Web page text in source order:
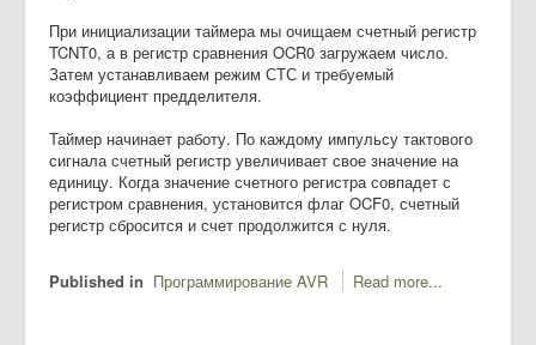
При инициализации таймера мы очищаем счетный регистр
TCNT0, а в регистр сравнения OCR0 загружаем число.
Затем устанавливаем режим СТС и требуемый
коэффициент предделителя.
Таймер начинает работу. По каждому импульсу тактового
сигнала счетный регистр увеличивает свое значение на
единицу. Когда значение счетного регистра совпадет с
регистром сравнения, установится флаг OCF0, счетный
регистр сбросится и счет продолжится с нуля.
Published in Программирование AVR Read more...